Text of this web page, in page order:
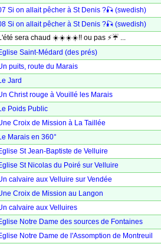
Si on allait pêcher à St Denis ?🎣 (swedish)
Si on allait pêcher à St Denis ?🎣 (swedish)
sera chaud ☀️☀️☀️☀️!! ou pas ⚡☔ ...
Saint-Médard (des prés)
puits, route du Marais
Jard
Christ rouge à Vouillé les Marais
Poids Public
Croix de Mission à La Taillée
Marais en 360°
St Jean-Baptiste de Velluire
St Nicolas du Poiré sur Velluire
calvaire aux Velluire sur Vendée
Croix de Mission au Langon
calvaire aux Velluires
Notre Dame des sources de Fontaines
Notre Dame de l'Assomption de Montreuil